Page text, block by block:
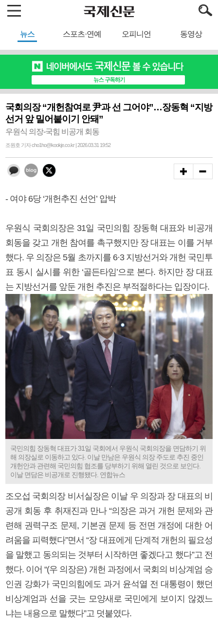
뉴스 스포츠·연예 오피니언 동영상
국회의장 “개헌참여로 尹과 선 그어야”…장동혁 “지방
선거 앞 밀어붙이기 안돼”
우원식 의장-국힘 비공개 회동
조원호 기자 cho1ho@kookje.co.kr | 2026.03.31 19:52
- 여야 6당 ‘개헌추진 선언’ 압박
우원식 국회의장은 31일 국민의힘 장동혁 대표와 비공개
회동을 갖고 개헌 참여를 촉구했지만 장 대표는 이를 거부
했다. 우 의장은 5월 초까지를 6·3 지방선거와 개헌 국민투
표 동시 실시를 위한 ‘골든타임’으로 본다. 하지만 장 대표
는 지방선거를 앞둔 개헌 추진은 부적절하다는 입장이다.
국민의힘 장동혁 대표가 31일 국회에서 우원식 국회의장을 면담하기 위
해 의장실로 이동하고 있다. 이날 만남은 우원식 의장 주도로 추진 중인
개헌안과 관련해 국민의힘 협조를 당부하기 위해 열린 것으로 보인다.
이날 면담은 비공개로 진행됐다. 연합뉴스
조오섭 국회의장 비서실장은 이날 우 의장과 장 대표의 비
공개 회동 후 취재진과 만나 “의장은 과거 개헌 문제와 관
련해 권력구조 문제, 기본권 문제 등 전면 개정에 대한 어
려움을 피력했다”면서 “장 대표에게 단계적 개헌의 필요성
을 말했고 동의되는 것부터 시작하면 좋겠다고 했다”고 전
했다. 이어 “(우 의장은) 개헌 과정에서 국회의 비상계엄 승
인권 강화가 국민의힘에도 과거 윤석열 전 대통령이 했던
비상계엄과 선을 긋는 모양새로 국민에게 보이지 않겠느
냐는 내용으로 말했다”고 덧붙였다.